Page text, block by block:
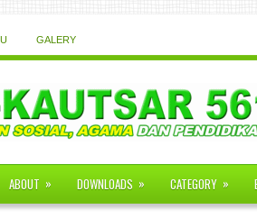
GALERY
ABOUT » DOWNLOADS » CATEGORY »